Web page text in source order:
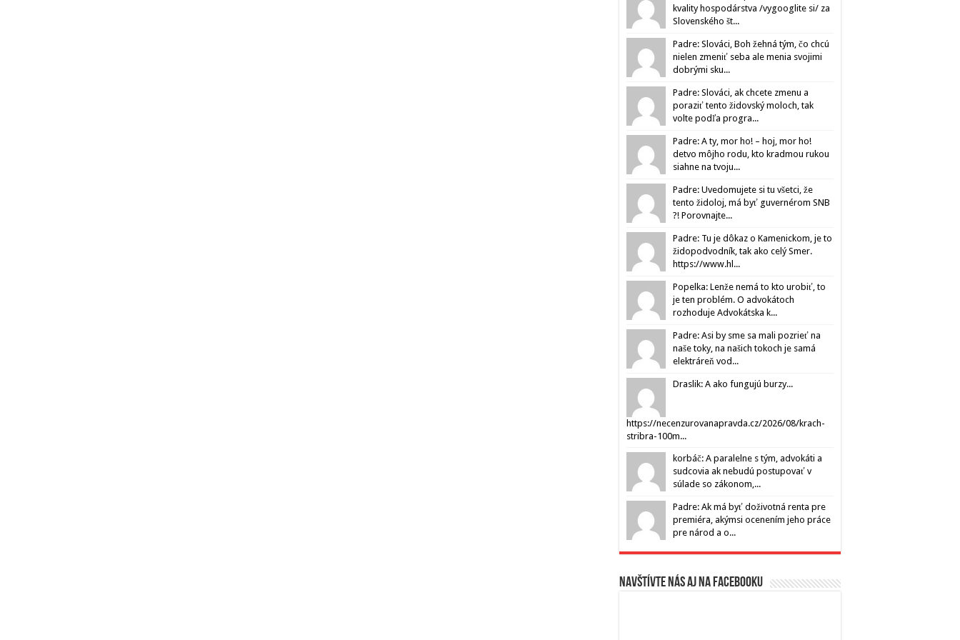
kvality hospodárstva /vygooglite si/ za
Slovenského št...
Padre: Slováci, Boh žehná tým, čo chcú
nielen zmeniť seba ale menia svojimi
dobrými sku...
Padre: Slováci, ak chcete zmenu a
poraziť tento židovský moloch, tak
volte podľa progra...
Padre: A ty, mor ho! – hoj, mor ho!
detvo môjho rodu, kto kradmou rukou
siahne na tvoju...
Padre: Uvedomujete si tu všetci, že
tento židoloj, má byť guvernérom SNB
?! Porovnajte...
Padre: Tu je dôkaz o Kamenickom, je to
židopodvodník, tak ako celý Smer.
https://www.hl...
Popelka: Lenže nemá to kto urobiť, to
je ten problém. O advokátoch
rozhoduje Advokátska k...
Padre: Asi by sme sa mali pozrieť na
naše toky, na našich tokoch je samá
elektráreň vod...
Draslik: A ako fungujú burzy...
https://necenzurovanapravda.cz/2026/08/krach-
stribra-100m...
korbáč: A paralelne s tým, advokáti a
sudcovia ak nebudú postupovať v
súlade so zákonom,...
Padre: Ak má byť doživotná renta pre
premiéra, akýmsi ocenením jeho práce
pre národ a o...
Navštívte nás aj na Facebooku